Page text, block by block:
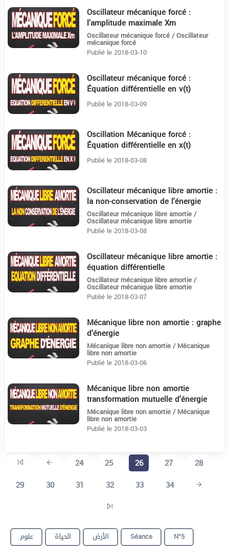
4:58 Oscillateur mécanique forcé :
l'amplitude maximale Xm
Oscillateur mécanique forcé / Oscillateur
mécanique forcé
Publié le 2018-03-10
4:7 Oscillateur mécanique forcé :
Équation différentielle en v(t)
Publié le 2018-03-09
8:25 Oscillation Mécanique forcé :
Équation différentielle en x(t)
Publié le 2018-03-08
8 Oscillateur mécanique libre amortie :
la non-conservation de l'énergie
Oscillateur mécanique libre amortie /
Oscillateur mécanique libre amortie
Publié le 2018-03-08
7:33 Oscillateur mécanique libre amortie :
équation différentielle
Oscillateur mécanique libre amortie /
Oscillateur mécanique libre amortie
Publié le 2018-03-07
24:49 Mécanique libre non amortie : graphe
d'énergie
Mécanique libre non amortie / Mécanique
libre non amortie
Publié le 2018-03-06
13:17 Mécanique libre non amortie
transformation mutuelle d'énergie
Mécanique libre non amortie / Mécanique
libre non amortie
Publié le 2018-03-03
24 25 26 27
28
29
30 31 32 33 34
علوم الحياة الأرض Séance N°5